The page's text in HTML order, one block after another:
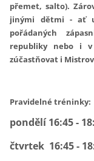
přemet, salto).
jinými dětmi - ať
pořádaných
republiky nebo i
zúčastňovat i
Pravidelné tréninky:
pondělí 16:45 -
čtvrtek 16:45 -